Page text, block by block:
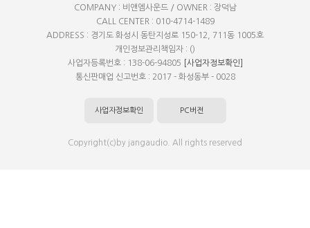
COMPANY : 비앤엠사운드 / OWNER : 장덕남
CALL CENTER : 010-4714-1489
ADDRESS : 경기도 화성시 동탄지성로 150-12, 711동 1005호
개인정보관리책임자 : ()
사업자등록번호 : 138-06-94805
[사업자정보확인]
통신판매업 신고번호 : 2017 - 화성동부 - 0028
사업자정보확인 PC버전
Copyright(c)by jangaudio. All rights reserved